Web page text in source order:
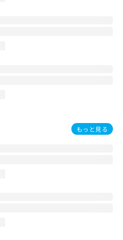
もっと見る